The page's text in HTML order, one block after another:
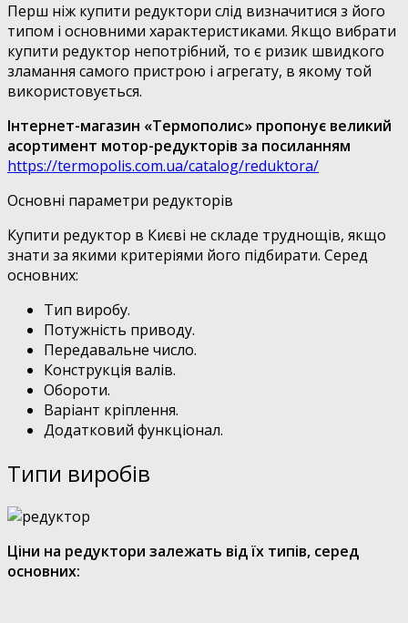
Перш ніж купити редуктори слід визначитися з його
типом і основними характеристиками. Якщо вибрати
купити редуктор непотрібний, то є ризик швидкого
зламання самого пристрою і агрегату, в якому той
використовується.
Інтернет-магазин «Термополис» пропонує великий
асортимент мотор-редукторів за посиланням
https://termopolis.com.ua/catalog/reduktora/
Основні параметри редукторів
Купити редуктор в Києві не складе труднощів, якщо
знати за якими критеріями його підбирати. Серед
основних:
Тип виробу.
Потужність приводу.
Передавальне число.
Конструкція валів.
Обороти.
Варіант кріплення.
Додатковий функціонал.
Типи виробів
Ціни на редуктори залежать від їх типів, серед
основних: